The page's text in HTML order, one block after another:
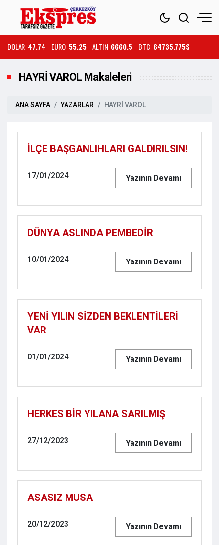
DOLAR 47.74 EURO 55.25 ALTIN 6660.5 BTC 64735.775$
HAYRİ VAROL Makaleleri
ANA SAYFA YAZARLAR HAYRİ VAROL
İLÇE BAŞGANLIHLARI GALDIRILSIN!
17/01/2024 Yazının Devamı
DÜNYA ASLINDA PEMBEDİR
10/01/2024 Yazının Devamı
YENİ YILIN SİZDEN BEKLENTİLERİ
VAR
01/01/2024 Yazının Devamı
HERKES BİR YILANA SARILMIŞ
27/12/2023 Yazının Devamı
ASASIZ MUSA
20/12/2023 Yazının Devamı